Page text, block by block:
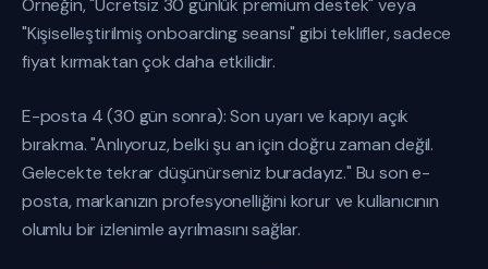
Örneğin, "Ücretsiz 30 günlük premium destek" veya
"Kişiselleştirilmiş onboarding seansı" gibi teklifler, sadece
fiyat kırmaktan çok daha etkilidir.
E-posta 4 (30 gün sonra): Son uyarı ve kapıyı açık
bırakma. "Anlıyoruz, belki şu an için doğru zaman değil.
Gelecekte tekrar düşünürseniz buradayız." Bu son e-
posta, markanızın profesyonelliğini korur ve kullanıcının
olumlu bir izlenimle ayrılmasını sağlar.